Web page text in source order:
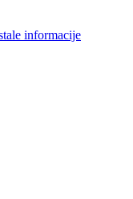
informacije